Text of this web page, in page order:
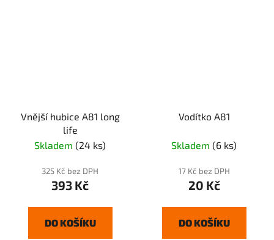
Vnější hubice A81 long
life
Skladem (24 ks)
325 Kč bez DPH
393 Kč
DO KOŠÍKU
Vodítko A81
Skladem (6 ks)
17 Kč bez DPH
20 Kč
DO KOŠÍKU